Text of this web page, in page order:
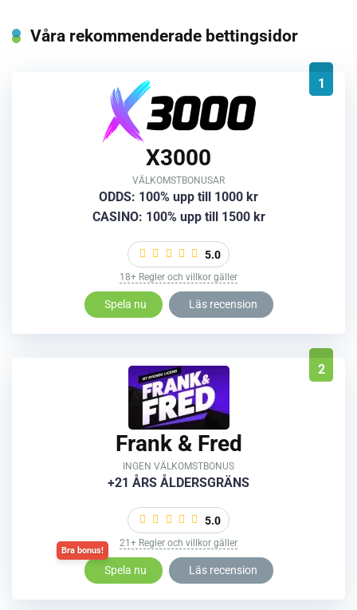
Våra rekommenderade bettingsidor
1
X3000
VÄLKOMSTBONUSAR
ODDS: 100% upp till 1000 kr
CASINO: 100% upp till 1500 kr
5.0
18+ Regler och villkor gäller
Spela nu Läs recension
2
Frank & Fred
INGEN VÄLKOMSTBONUS
+21 ÅRS ÅLDERSGRÄNS
5.0
21+ Regler och villkor gäller
Spela nu Läs recension